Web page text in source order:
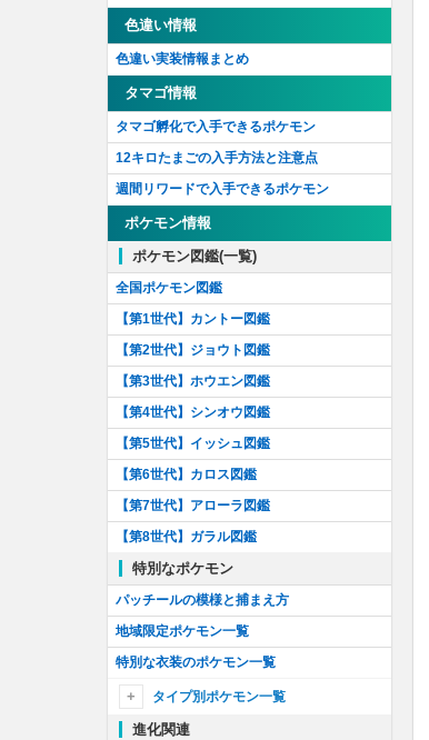
ねんりきポケモンの謎を解け！
どんぐりポケモンの謎を解け！
ジェネレーションチャレンジ2020セレブレ
ーション
ガスじょうポケモンを解明せよ！
勝利を手に入れろ！
さかなポケモンを解明せよ！
ポケモン最大の謎を解明せよ！
バーチャルポケモンを解明せよ！
しょうりポケモンを解明せよ！
色違いセレビィのリサーチ
色違いメタモンのリサーチ！
色違いミュウのリサーチ！
神話を読み解け！
ポケモンカードコラボ！
せんりつポケモンを追え！
リングの謎を解け！
いたずらポケモンを解明せよ！
わるざるポケモンを追え！
仮面の謎を解け！
フーパを解き放て！
GO Tour:ジョウト地方
続行リサーチApex
メレメレ島を研究せよ！
色違い情報
色違い実装情報まとめ
タマゴ情報
タマゴ孵化で入手できるポケモン
12キロたまごの入手方法と注意点
週間リワードで入手できるポケモン
ポケモン情報
ポケモン図鑑(一覧)
全国ポケモン図鑑
【第1世代】カントー図鑑
【第2世代】ジョウト図鑑
【第3世代】ホウエン図鑑
【第4世代】シンオウ図鑑
【第5世代】イッシュ図鑑
【第6世代】カロス図鑑
【第7世代】アローラ図鑑
【第8世代】ガラル図鑑
特別なポケモン
パッチールの模様と捕まえ方
地域限定ポケモン一覧
特別な衣装のポケモン一覧
タイプ別ポケモン一覧
ノーマル
進化関連